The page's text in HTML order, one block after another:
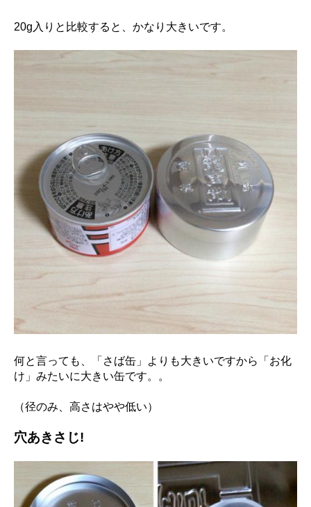
20g入りと比較すると、かなり大きいです。
何と言っても、「さば缶」よりも大きいですから「お化
け」みたいに大きい缶です。。
（径のみ、高さはやや低い）
穴あきさじ!